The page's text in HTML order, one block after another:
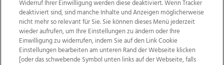
Wir über uns Mediadaten Kontakt
Jobs
Widerruf Ihrer Einwilligung werden diese deaktiviert. Wenn Tracker
deaktiviert sind, sind manche Inhalte und Anzeigen möglicherweise
nicht mehr so relevant für Sie. Sie können dieses Menü jederzeit
wieder aufrufen, um Ihre Einstellungen zu ändern oder Ihre
Einwilligung zu widerrufen, indem Sie auf den Link Cookie
Einstellungen bearbeiten am unteren Rand der Webseite klicken
[oder das schwebende Symbol unten links auf der Webseite, falls